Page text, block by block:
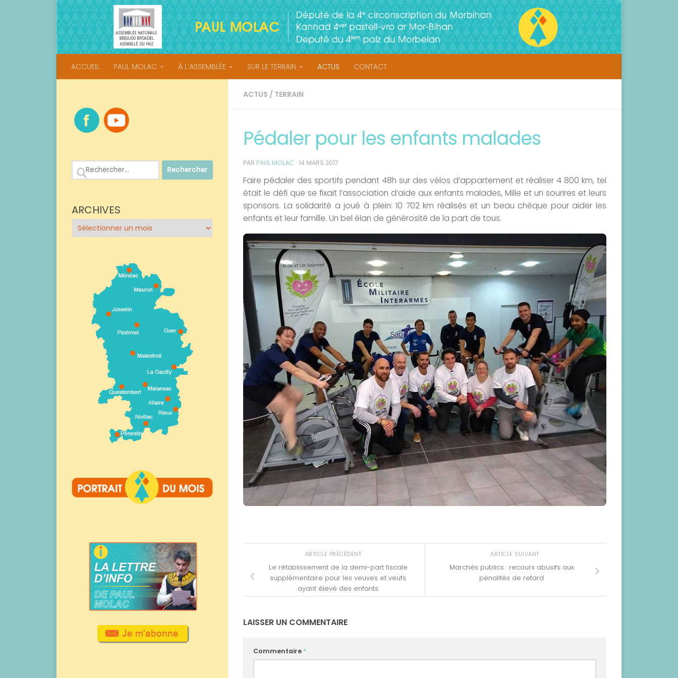
Skip to content
ACCUEIL PAUL MOLAC À L’ASSEMBLÉE SUR LE TERRAIN ACTUS CONTACT
ACTUS / TERRAIN
Pédaler pour les enfants malades
PAR PAUL MOLAC · 14 MARS 2017
Faire pédaler des sportifs pendant 48h sur des vélos d’appartement et réaliser 4 800 km, tel
était le défi que se fixait l’association d’aide aux enfants malades, Mille et un sourires et leurs
sponsors. La solidarité a joué à plein: 10 702 km réalisés et un beau chèque pour aider les
enfants et leur famille. Un bel élan de générosité de la part de tous.
ARTICLE SUIVANT
Marchés publics : recours abusifs aux
pénalités de retard
ARTICLE PRÉCÉDENT
Le rétablissement de la demi-part fiscale
supplémentaire pour les veuves et veufs
ayant élevé des enfants
LAISSER UN COMMENTAIRE
Commentaire *
Rechercher :
ARCHIVES
Archives